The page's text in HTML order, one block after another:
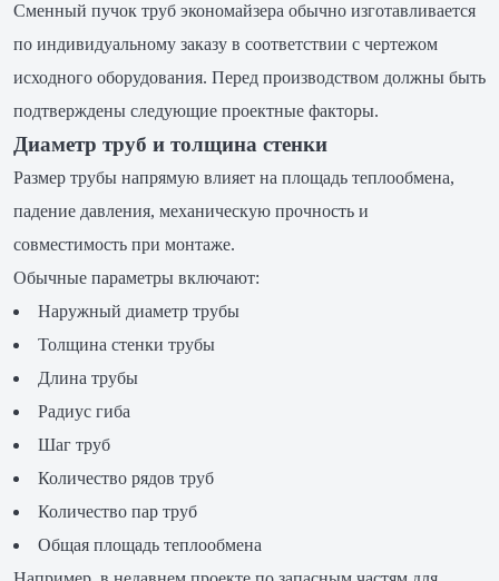
Сменный пучок труб экономайзера обычно изготавливается
по индивидуальному заказу в соответствии с чертежом
исходного оборудования. Перед производством должны быть
подтверждены следующие проектные факторы.
Диаметр труб и толщина стенки
Размер трубы напрямую влияет на площадь теплообмена,
падение давления, механическую прочность и
совместимость при монтаже.
Обычные параметры включают:
Наружный диаметр трубы
Толщина стенки трубы
Длина трубы
Радиус гиба
Шаг труб
Количество рядов труб
Количество пар труб
Общая площадь теплообмена